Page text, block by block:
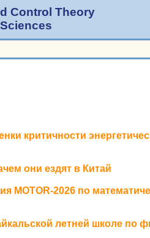
Control Theory
критичности
они ездят в Китай
MOTOR‑2026 по
летней школе по